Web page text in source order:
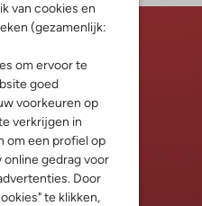
van cookies en
(gezamenlijk:
om ervoor te
goed
voorkeuren op
verkrijgen in
om een profiel op
gedrag voor
Door
te klikken,